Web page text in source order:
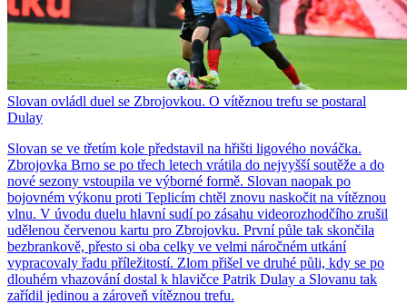
Slovan ovládl duel se Zbrojovkou. O vítěznou trefu se postaral
Dulay
Slovan se ve třetím kole představil na hřišti ligového nováčka.
Zbrojovka Brno se po třech letech vrátila do nejvyšší soutěže a do
nové sezony vstoupila ve výborné formě. Slovan naopak po
bojovném výkonu proti Teplicím chtěl znovu naskočit na vítěznou
vlnu. V úvodu duelu hlavní sudí po zásahu videorozhodčího zrušil
udělenou červenou kartu pro Zbrojovku. První půle tak skončila
bezbrankově, přesto si oba celky ve velmi náročném utkání
vypracovaly řadu příležitostí. Zlom přišel ve druhé půli, kdy se po
dlouhém vhazování dostal k hlavičce Patrik Dulay a Slovanu tak
zařídil jedinou a zároveň vítěznou trefu.